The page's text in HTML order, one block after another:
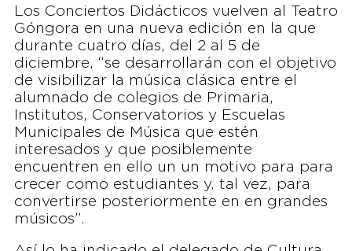
Los Conciertos Didácticos vuelven al Teatro
Góngora en una nueva edición en la que
durante cuatro días, del 2 al 5 de
diciembre, “se desarrollarán con el objetivo
de visibilizar la música clásica entre el
alumnado de colegios de Primaria,
Institutos, Conservatorios y Escuelas
Municipales de Música que estén
interesados y que posiblemente
encuentren en ello un un motivo para para
crecer como estudiantes y, tal vez, para
convertirse posteriormente en en grandes
músicos”.